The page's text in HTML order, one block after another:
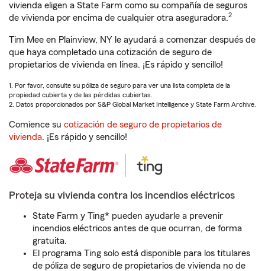
vivienda eligen a State Farm como su compañía de seguros
de vivienda por encima de cualquier otra aseguradora.2
Tim Mee en Plainview, NY le ayudará a comenzar después de
que haya completado una cotización de seguro de
propietarios de vivienda en línea. ¡Es rápido y sencillo!
1. Por favor, consulte su póliza de seguro para ver una lista completa de la
propiedad cubierta y de las pérdidas cubiertas.
2. Datos proporcionados por S&P Global Market Intelligence y State Farm Archive.
Comience su cotización de seguro de propietarios de
vivienda. ¡Es rápido y sencillo!
Proteja su vivienda contra los incendios eléctricos
State Farm y Ting* pueden ayudarle a prevenir
incendios eléctricos antes de que ocurran, de forma
gratuita.
El programa Ting solo está disponible para los titulares
de póliza de seguro de propietarios de vivienda no de